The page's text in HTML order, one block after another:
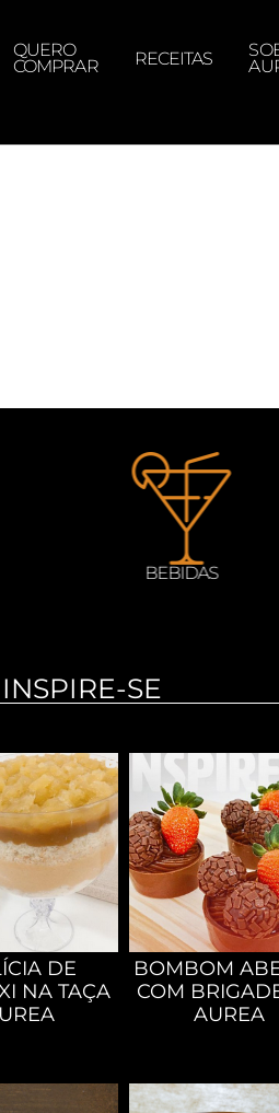
QUERO
COMPRAR RECEITAS
PRATOS QUENTES
SE
DE
NA TAÇA
BOMBOM
COM
AUREA